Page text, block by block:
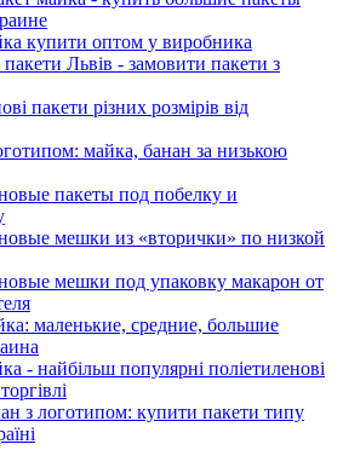
купити оптом у виробника
пакети Львів - замовити пакети з
пакети різних розмірів від
майка, банан за низькою
пакеты под побелку и
мешки из «вторички» по низкой
мешки под упаковку макарон от
маленькие, средние, большие
- найбільш популярні поліетиленові
з логотипом: купити пакети типу